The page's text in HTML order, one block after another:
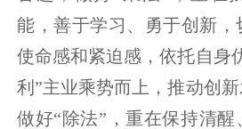
能，善于学习、勇于创新，
使命感和紧迫感，依托自身
利”主业乘势而上，推动创新
做好“除法”，重在保持清